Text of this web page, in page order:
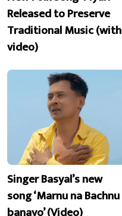
Released to Preserve
Traditional Music (with
video)
Singer Basyal’s new
song ‘Marnu na Bachnu